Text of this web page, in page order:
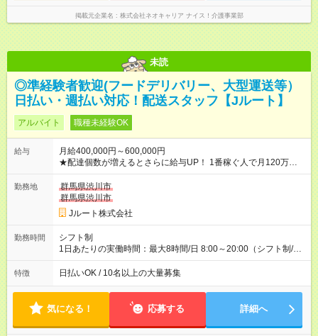
掲載元企業名 株式会社ネオキャリア ナイス！介護事業部
未読
◎準経験者歓迎(フードデリバリー、大型運送等）
日払い・週払い対応！配送スタッフ【Jルート】
アルバイト 職種未経験OK
給与
月給400,000円～600,000円
★配達個数が増えるとさらに給与UP！ 1番稼ぐ人で月120万ほ
ど！ ・主要都市エリア 月収55万円／週5日稼働 月収65万~112
万円／週6日稼働 ・地方郊外エリア 月収40万円／週5日稼働 月
収40万円~50万円／週6日稼働 ＜モデルイメージ＞ ■月収50万
円 (27歳男性/江東区在住)※元建築関係 1日150個配達×25日勤務
(日休み) ■月収80万円(43歳男性/墨田区在住)※元営業 1日200個
勤務地
群馬県渋川市
群馬県渋川市
Jルート株式会社
勤務時間
シフト制
1日あたりの実働時間：最大8時間/日 8:00～20:00（シフト制/実
働8時間） ※週5日勤務（場所次第では週4も有り） ※配達状況に
よって時間外での勤務可能性有り ※案件により多少の前後あり
特徴 日払いOK / 10名以上の大量募集
気になる！ 応募する 詳細へ